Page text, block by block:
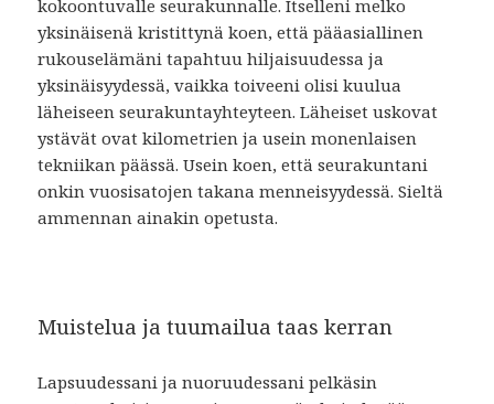
kokoontuvalle seurakunnalle. Itselleni melko
yksinäisenä kristittynä koen, että pääasiallinen
rukouselämäni tapahtuu hiljaisuudessa ja
yksinäisyydessä, vaikka toiveeni olisi kuulua
läheiseen seurakuntayhteyteen. Läheiset uskovat
ystävät ovat kilometrien ja usein monenlaisen
tekniikan päässä. Usein koen, että seurakuntani
onkin vuosisatojen takana menneisyydessä. Sieltä
ammennan ainakin opetusta.
Muistelua ja tuumailua taas kerran
Lapsuudessani ja nuoruudessani pelkäsin